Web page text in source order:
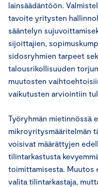
lainsäädäntöön.
tavoite yritysten
sääntelyn
sijoittajien,
sidosryhmien tarpeet
talousrikollisuuden
muutosten
vaikutusten arviointiin
Työryhmän mietinnössä
mikroyritysmääritelmän
voisivat määrättyjen
tilintarkastusta
toimittamisesta. Muutos
valita tilintarkastaja,